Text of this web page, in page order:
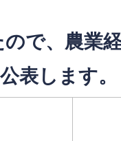
で、農業
表します。